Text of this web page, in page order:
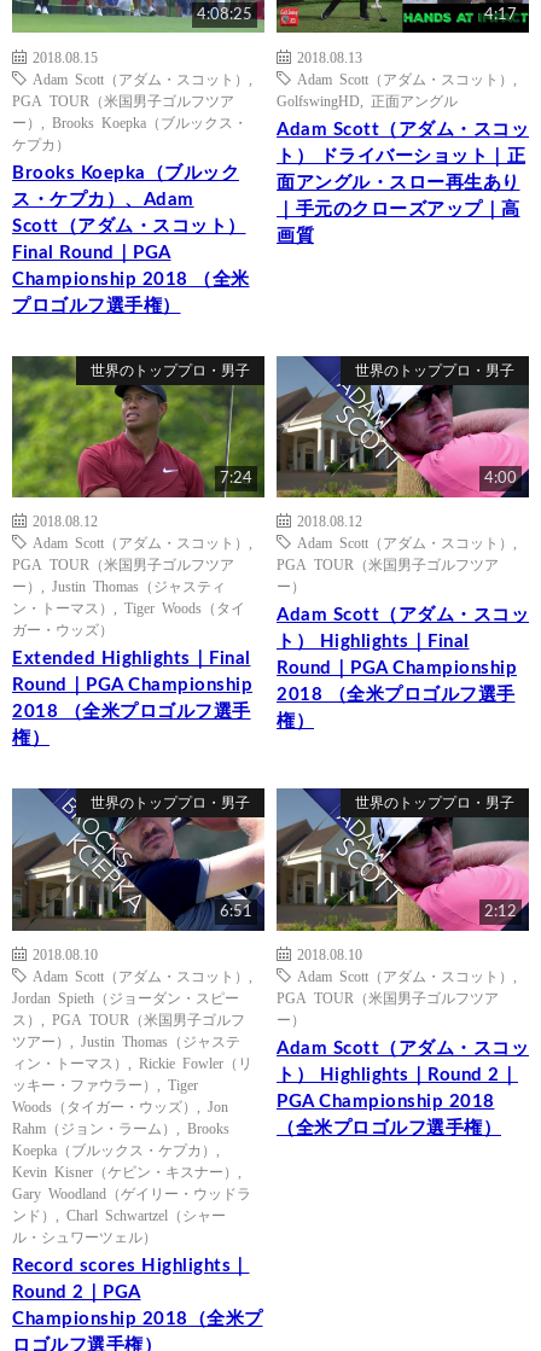
4:08:25
2018.08.15
Adam Scott（アダム・スコット）
PGA TOUR（米国男子ゴルフツア
ー）
Brooks Koepka（ブルックス・
ケプカ）
Brooks Koepka（ブルック
ス・ケプカ）、Adam
Scott（アダム・スコット）
Final Round｜PGA
Championship 2018 （全米
プロゴルフ選手権）
4:17
2018.08.13
Adam Scott（アダム・スコット）
GolfswingHD
正面アングル
Adam Scott（アダム・スコッ
ト） ドライバーショット｜正
面アングル・スロー再生あり
｜手元のクローズアップ｜高
画質
世界のトッププロ・男子
7:24
2018.08.12
Adam Scott（アダム・スコット）
PGA TOUR（米国男子ゴルフツア
ー）
Justin Thomas（ジャスティ
ン・トーマス）
Tiger Woods（タイ
ガー・ウッズ）
Extended Highlights｜Final
Round｜PGA Championship
2018 （全米プロゴルフ選手
権）
世界のトッププロ・男子
4:00
2018.08.12
Adam Scott（アダム・スコット）
PGA TOUR（米国男子ゴルフツア
ー）
Adam Scott（アダム・スコッ
ト） Highlights｜Final
Round｜PGA Championship
2018 （全米プロゴルフ選手
権）
世界のトッププロ・男子
6:51
2018.08.10
Adam Scott（アダム・スコット）
Jordan Spieth（ジョーダン・スピー
ス）
PGA TOUR（米国男子ゴルフ
ツアー）
Justin Thomas（ジャステ
ィン・トーマス）
Rickie Fowler（リ
ッキー・ファウラー）
Tiger
Woods（タイガー・ウッズ）
Jon
Rahm（ジョン・ラーム）
Brooks
Koepka（ブルックス・ケプカ）
Kevin Kisner（ケビン・キスナー）
Gary Woodland（ゲイリー・ウッドラ
ンド）
Charl Schwartzel（シャー
ル・シュワーツェル）
Record scores Highlights｜
Round 2｜PGA
Championship 2018（全米プ
ロゴルフ選手権）
世界のトッププロ・男子
2:12
2018.08.10
Adam Scott（アダム・スコット）
PGA TOUR（米国男子ゴルフツア
ー）
Adam Scott（アダム・スコッ
ト） Highlights｜Round 2｜
PGA Championship 2018
（全米プロゴルフ選手権）